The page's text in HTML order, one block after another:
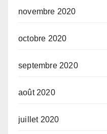
novembre 2020
octobre 2020
septembre 2020
août 2020
juillet 2020